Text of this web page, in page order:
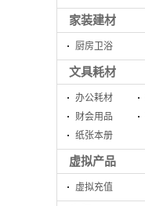
家装建材
厨房卫浴
文具耗材
办公耗材
财会用品
纸张本册
虚拟产品
虚拟充值